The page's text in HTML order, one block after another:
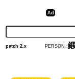
PERSON :
patch 2.x